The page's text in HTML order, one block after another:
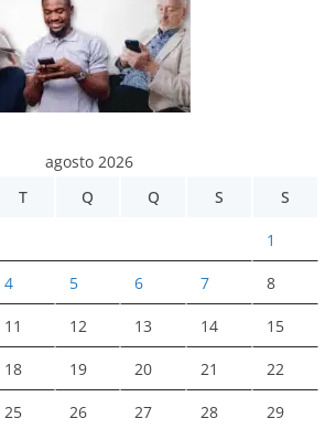
agosto 2026
T Q Q S S
1
4 5 6 7 8
11 12 13 14 15
18 19 20 21 22
25 26 27 28 29